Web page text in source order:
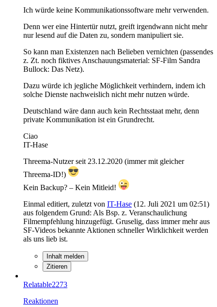
Ich würde keine Kommunikationssoftware mehr verwenden.
Denn wer eine Hintertür nutzt, greift irgendwann nicht mehr
nur lesend auf die Daten zu, sondern manipuliert sie.
So kann man Existenzen nach Belieben vernichten (passendes
z. Zt. noch fiktives Anschauungsmaterial: SF-Film Sandra
Bullock: Das Netz).
Dazu würde ich jegliche Möglichkeit verhindern, indem ich
solche Dienste nachweislich nicht mehr nutzen würde.
Deutschland wäre dann auch kein Rechtsstaat mehr, denn
private Kommunikation ist ein Grundrecht.
Ciao
IT-Hase
Threema-Nutzer seit 23.12.2020 (immer mit gleicher
Threema-ID!)
Kein Backup? – Kein Mitleid!
Einmal editiert, zuletzt von IT-Hase (12. Juli 2021 um 02:51)
aus folgendem Grund: Als Bsp. z. Veranschaulichung
Filmempfehlung hinzugefügt. Gruselig, dass immer mehr aus
SF-Videos bekannte Aktionen schneller Wirklichkeit werden
als uns lieb ist.
Inhalt melden
Zitieren
Relatable2273
Reaktionen